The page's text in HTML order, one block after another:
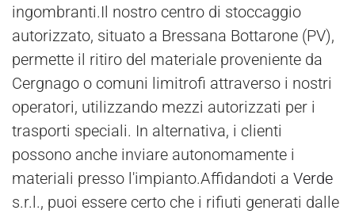
ingombranti.Il nostro centro di stoccaggio
autorizzato, situato a Bressana Bottarone (PV),
permette il ritiro del materiale proveniente da
Cergnago o comuni limitrofi attraverso i nostri
operatori, utilizzando mezzi autorizzati per i
trasporti speciali. In alternativa, i clienti
possono anche inviare autonomamente i
materiali presso l'impianto.Affidandoti a Verde
s.r.l., puoi essere certo che i rifiuti generati dalle